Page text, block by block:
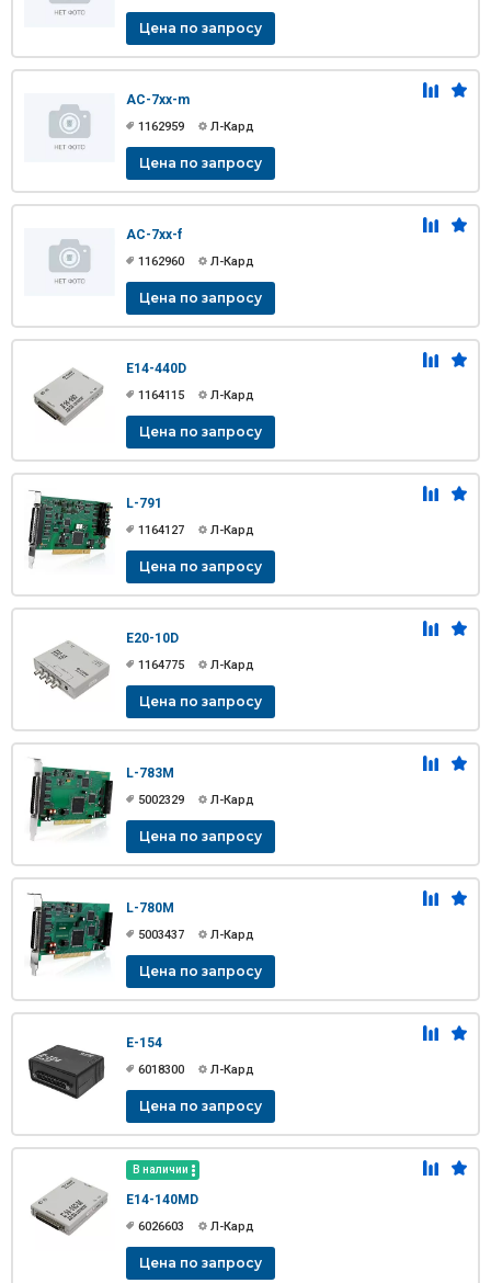
Цена по запросу
AC-7xx-m
1162959 Л-Кард
Цена по запросу
AC-7xx-f
1162960 Л-Кард
Цена по запросу
E14-440D
1164115 Л-Кард
Цена по запросу
L-791
1164127 Л-Кард
Цена по запросу
E20-10D
1164775 Л-Кард
Цена по запросу
L-783M
5002329 Л-Кард
Цена по запросу
L-780M
5003437 Л-Кард
Цена по запросу
E-154
6018300 Л-Кард
Цена по запросу
В наличии
E14-140MD
6026603 Л-Кард
Цена по запросу